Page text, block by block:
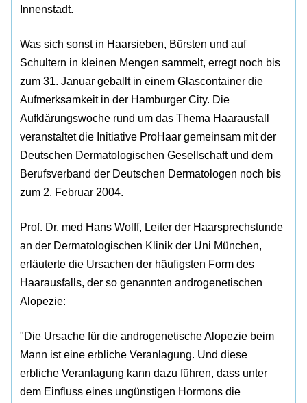
Innenstadt.
Was sich sonst in Haarsieben, Bürsten und auf
Schultern in kleinen Mengen sammelt, erregt noch bis
zum 31. Januar geballt in einem Glascontainer die
Aufmerksamkeit in der Hamburger City. Die
Aufklärungswoche rund um das Thema Haarausfall
veranstaltet die Initiative ProHaar gemeinsam mit der
Deutschen Dermatologischen Gesellschaft und dem
Berufsverband der Deutschen Dermatologen noch bis
zum 2. Februar 2004.
Prof. Dr. med Hans Wolff, Leiter der Haarsprechstunde
an der Dermatologischen Klinik der Uni München,
erläuterte die Ursachen der häufigsten Form des
Haarausfalls, der so genannten androgenetischen
Alopezie:
"Die Ursache für die androgenetische Alopezie beim
Mann ist eine erbliche Veranlagung. Und diese
erbliche Veranlagung kann dazu führen, dass unter
dem Einfluss eines ungünstigen Hormons die